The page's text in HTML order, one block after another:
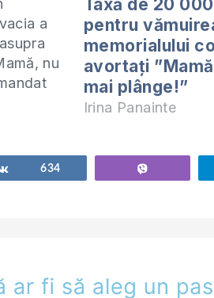
a
nu
au
și…
Taxă de 20
pentru
memorialului
avortați
mai plânge!”
Irina Panainte
Share634